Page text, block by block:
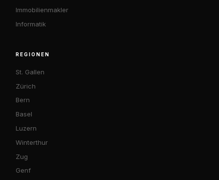
Immobilienmakler
Informatik
REGIONEN
St. Gallen
Zürich
Bern
Basel
Luzern
Winterthur
Zug
Genf